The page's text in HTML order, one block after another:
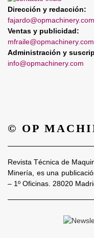
Dirección y redacción:
fajardo@opmachinery.com
Ventas y publicidad:
mfraile@opmachinery.com
Administración y
info@opmachinery.com
© OP
Revista Técnica de
Minería, es una
– 1º Oficinas. 28020